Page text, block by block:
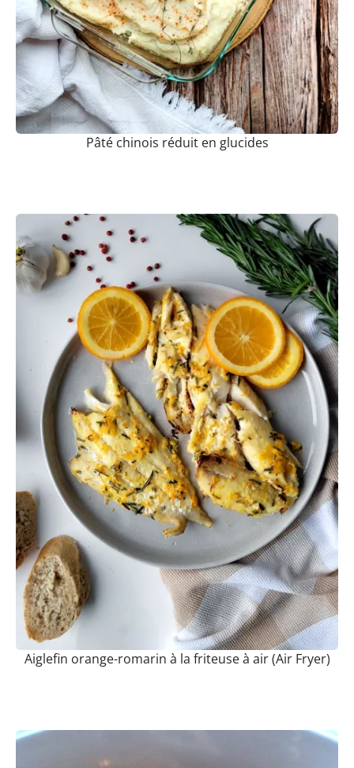
Pâté chinois réduit en glucides
Aiglefin orange-romarin à la friteuse à air (Air Fryer)